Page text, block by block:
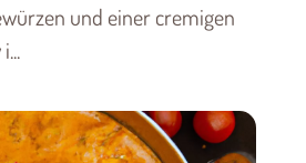
und einer cremigen